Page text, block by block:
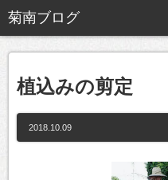
植込みの剪定
2018.10.09